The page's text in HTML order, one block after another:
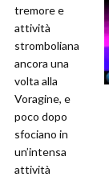
tremore e
attività
stromboliana
ancora una
volta alla
Voragine, e
poco dopo
sfociano in
un’intensa
attività